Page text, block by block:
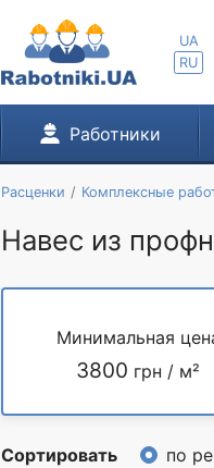
UA
RU
Работники
Расценки Комплексные
Навес из
Минимальная
3800 грн / м²
Сортировать по